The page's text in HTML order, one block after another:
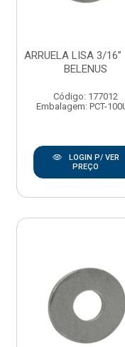
ARRUELA LISA 3/16”
BELENUS
Código: 177012
Embalagem: PCT-
LOGIN P/ VER
PREÇO